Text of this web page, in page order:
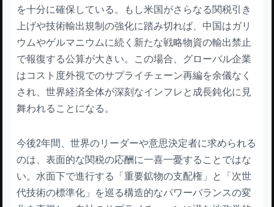
を十分に確保している。もし米国がさらなる関税引き
上げや技術輸出規制の強化に踏み切れば、中国はガリ
ウムやゲルマニウムに続く新たな戦略物資の輸出禁止
で報復する公算が大きい。この場合、グローバル企業
はコスト度外視でのサプライチェーン再編を余儀なく
され、世界経済全体が深刻なインフレと成長鈍化に見
舞われることになる。
今後2年間、世界のリーダーや意思決定者に求められる
のは、表面的な関税の応酬に一喜一憂することではな
い。水面下で進行する「重要鉱物の支配権」と「次世
代技術の標準化」を巡る構造的なパワーバランスの変